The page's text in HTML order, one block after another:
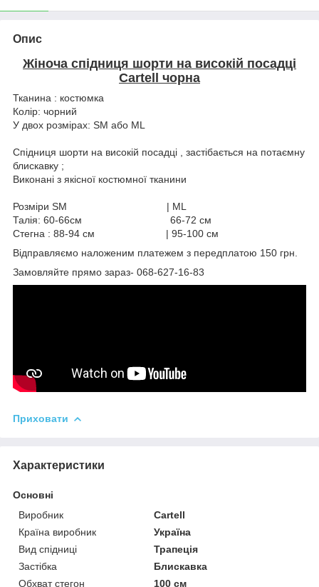
Опис
Жіноча спідниця шорти на високій посадці
Cartell чорна
Тканина : костюмка
Колір: чорний
У двох розмірах: SM або ML
Спідниця шорти на високій посадці , застібається на потаємну
блискавку ;
Виконані з якісної костюмної тканини
Розміри SM | ML
Талія: 60-66см 66-72 см
Стегна : 88-94 см | 95-100 см
Відправляємо наложеним платежем з передплатою 150 грн.
Замовляйте прямо зараз- 068-627-16-83
Приховати
Характеристики
Основні
Виробник
Cartell
Країна виробник
Україна
Вид спідниці
Трапеція
Застібка
Блискавка
Обхват стегон
100 см